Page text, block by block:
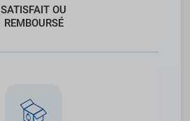
SATISFAIT OU
REMBOURSÉ